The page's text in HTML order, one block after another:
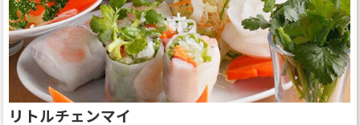
リトルチェンマイ